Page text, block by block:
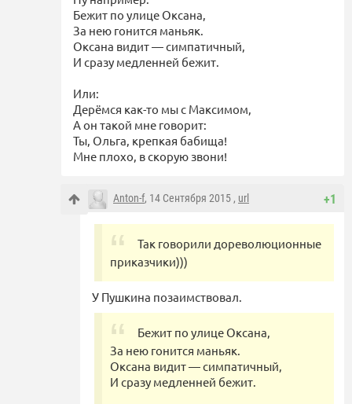
Бежит по улице Оксана,
За нею гонится маньяк.
Оксана видит — симпатичный,
И сразу медленней бежит.
Или:
Дерёмся как-то мы с Максимом,
А он такой мне говорит:
Ты, Ольга, крепкая бабища!
Мне плохо, в скорую звони!
+1
Anton-f, 14 Сентября 2015 , url
Так говорили дореволюционные
приказчики)))
У Пушкина позаимствовал.
Бежит по улице Оксана,
За нею гонится маньяк.
Оксана видит — симпатичный,
И сразу медленней бежит.